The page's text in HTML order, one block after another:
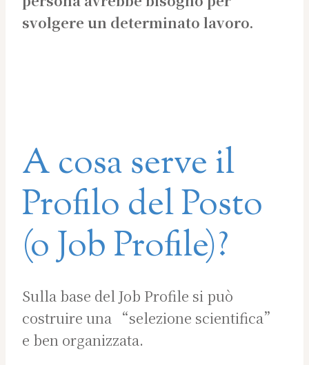
svolgere un determinato lavoro.
A cosa serve il
Profilo del Posto
(o Job Profile)?
Sulla base del Job Profile si può
costruire una “selezione scientifica”
e ben organizzata.